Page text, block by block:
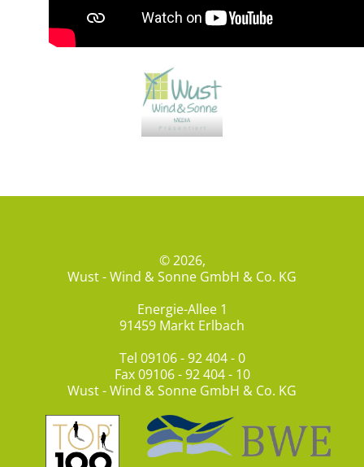
© 2026,
Wust - Wind & Sonne GmbH & Co. KG
Energie-Allee 1
91459 Markt Erlbach
Tel 09106 - 92 404 - 0
Fax 09106 - 92 404 - 10
Wust - Wind & Sonne GmbH & Co. KG